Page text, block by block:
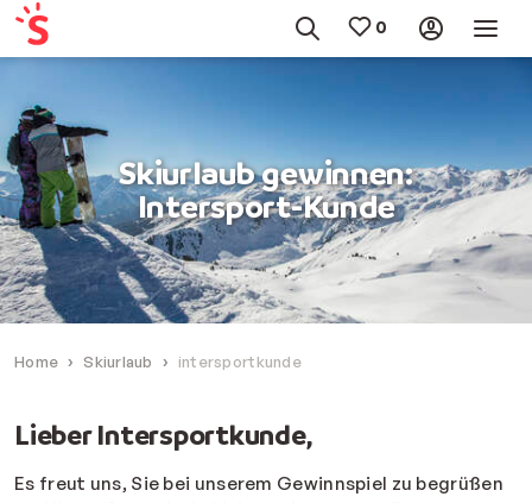
Skiurlaub gewinnen:
Intersport-Kunde
Home Skiurlaub intersportkunde
Lieber Intersportkunde,
Es freut uns, Sie bei unserem Gewinnspiel zu begrüßen